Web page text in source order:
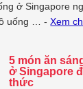
ở Singapore
uống … -Xem
5 món ăn
ở Singapore
thức